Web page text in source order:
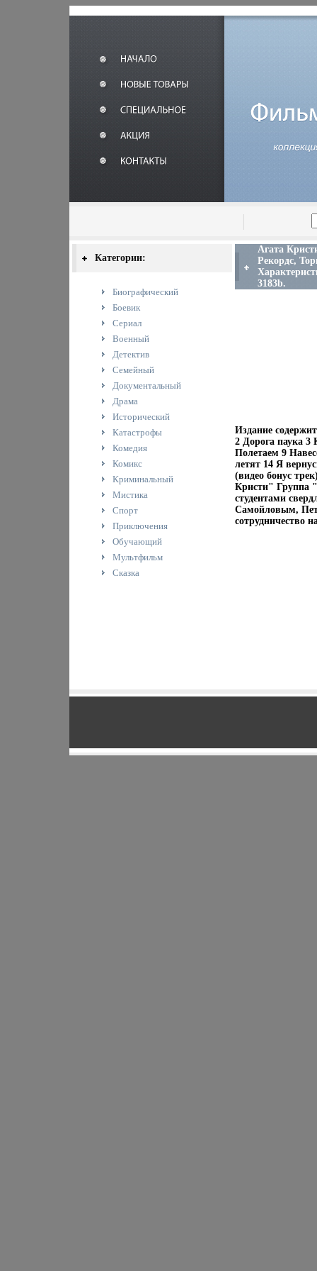
Категории:
Биографический
Боевик
Сериал
Военный
Детектив
Семейный
Документальный
Драма
Исторический
Катастрофы
Комедия
Комикс
Криминальный
Мистика
Спорт
Приключения
Обучающий
Мультфильм
Сказка
Агата
Рекордс,
3183b.
Издание
2 Дорога паука 3
Полетаем 9
летят 14 Я
(видео бонус
Кристи" Группа
студентами
Самойловым,
сотрудничество